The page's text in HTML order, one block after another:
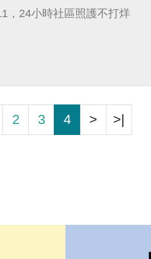
，24小時社區照護不打烊
2 3 4 > >|